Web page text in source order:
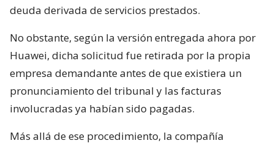
deuda derivada de servicios prestados.
No obstante, según la versión entregada ahora por
Huawei, dicha solicitud fue retirada por la propia
empresa demandante antes de que existiera un
pronunciamiento del tribunal y las facturas
involucradas ya habían sido pagadas.
Más allá de ese procedimiento, la compañía